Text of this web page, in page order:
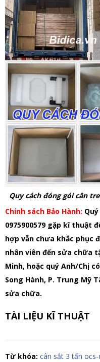
Quy cách đóng gói cân
Chính sách Bảo Hành:
0975900579 gặp kĩ thuật
hợp vẫn chưa khắc phục
nhân viên đến sửa chữa
Minh, hoặc quý Anh/Chị
Song Hành, P. Trung Mỹ
sửa chữa.
TÀI LIỆU KĨ THUẬT
Từ khóa: cân sắt 3 tấn ocs-